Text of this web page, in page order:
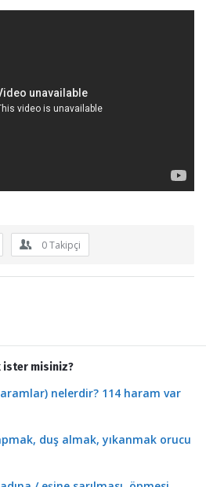
0Takipçi
ister misiniz?
nelerdir? 114 haram var
duş almak, yıkanmak orucu